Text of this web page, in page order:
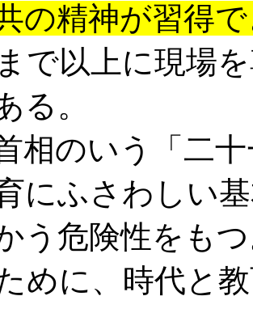
の精神が習得
で以上に現場
る。
相のいう「二十
にふさわしい
う危険性をも
めに、時代と